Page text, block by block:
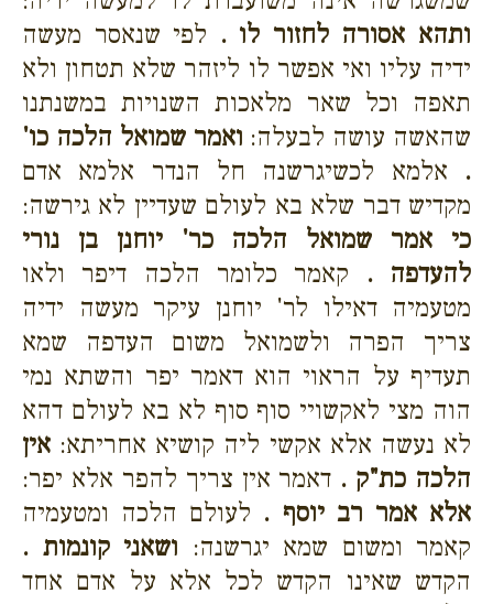
ותהא אסורה לחזור לו . לפי שנאסר מעשה
ידיה עליו ואי אפשר לו ליזהר שלא תטחון ולא
תאפה וכל שאר מלאכות השנויות במשנתנו
שהאשה עושה לבעלה: ואמר שמואל הלכה כו'
. אלמא לכשיגרשנה חל הנדר אלמא אדם
מקדיש דבר שלא בא לעולם שעדיין לא גירשה:
כי אמר שמואל הלכה כר' יוחנן בן נורי
להעדפה . קאמר כלומר הלכה דיפר ולאו
מטעמיה דאילו לר' יוחנן עיקר מעשה ידיה
צריך הפרה ולשמואל משום העדפה שמא
תעדיף על הראוי הוא דאמר יפר והשתא נמי
הוה מצי לאקשויי סוף סוף לא בא לעולם דהא
לא נעשה אלא אקשי ליה קושיא אחריתא: אין
הלכה כת"ק . דאמר אין צריך להפר אלא יפר:
אלא אמר רב יוסף . לעולם הלכה ומטעמיה
קאמר ומשום שמא יגרשנה: ושאני קונמות .
הקדש שאינו הקדש לכל אלא על אדם אחד